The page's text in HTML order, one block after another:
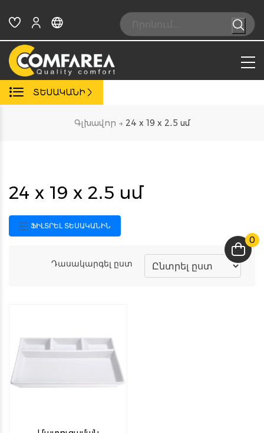
content
Search:
0
ՏԵՍԱԿԱՆԻ
Գլխավոր → 24 x 19 x 2․5 սմ
24 x 19 x 2․5 սմ
ՖԻԼՏՐԵԼ ՏԵՍԱԿԱՆԻՆ
Դասակարգել ըստ